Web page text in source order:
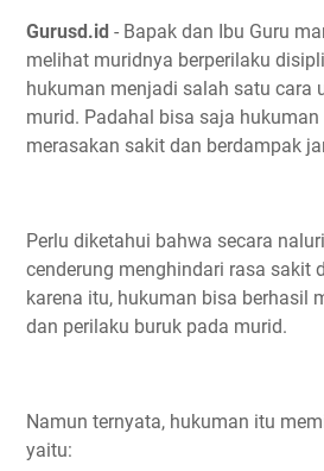
Gurusd.id - Bapak dan Ibu Guru
melihat muridnya berperilaku
hukuman menjadi salah satu cara
murid. Padahal bisa saja
merasakan sakit dan berdampak
Perlu diketahui bahwa secara
cenderung menghindari rasa sakit
karena itu, hukuman bisa berhasil
dan perilaku buruk pada murid.
Namun ternyata, hukuman itu
yaitu: